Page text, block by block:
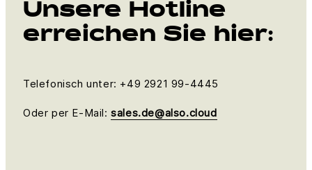
Unsere Hotline
erreichen Sie hier:
Telefonisch unter: +49 2921 99-4445
Oder per E-Mail:sales.de@also.cloud